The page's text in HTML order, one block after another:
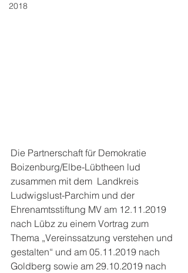
2018
Die Partnerschaft für Demokratie
Boizenburg/Elbe-Lübtheen lud
zusammen mit dem  Landkreis
Ludwigslust-Parchim und der
Ehrenamtsstiftung MV am 12.11.2019
nach Lübz zu einem Vortrag zum
Thema „Vereinssatzung verstehen und
gestalten“ und am 05.11.2019 nach
Goldberg sowie am 29.10.2019 nach